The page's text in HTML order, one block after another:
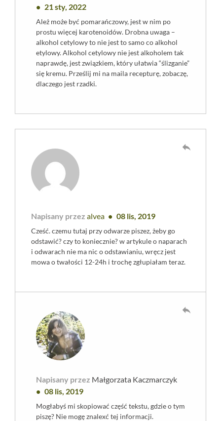
21 sty, 2022
Ależ może być pomarańczowy, jest w nim po
prostu więcej karotenoidów. Drobna uwaga –
alkohol cetylowy to nie jest to samo co alkohol
etylowy. Alkohol cetylowy nie jest alkoholem tak
naprawdę, jest związkiem, który ułatwia “ślizganie”
się kremu. Prześlij mi na maila recepturę, zobaczę,
dlaczego jest rzadki.
Napisany przez alvea 08 lis, 2019
Cześć. czemu tutaj przy odwarze piszez, żeby go
odstawić? czy to koniecznie? w artykule o naparach
i odwarach nie ma nic o odstawianiu, wręcz jest
mowa o twałości 12-24h i trochę zgłupiałam teraz.
reply
Napisany przez Małgorzata Kaczmarczyk
08 lis, 2019
Mogłabyś mi skopiować część tekstu, gdzie o tym
piszę? Nie mogę znalexć tej informacji.
reply